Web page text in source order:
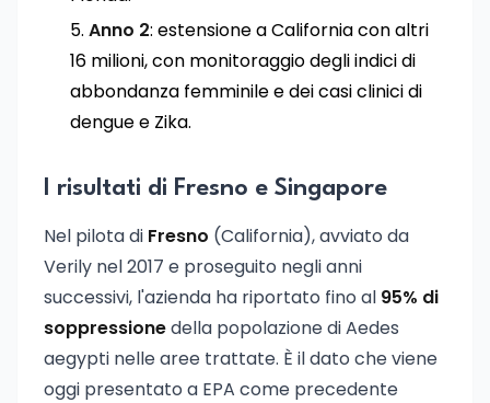
Anno 2: estensione a California con altri
16 milioni, con monitoraggio degli indici di
abbondanza femminile e dei casi clinici di
dengue e Zika.
I risultati di Fresno e Singapore
Nel pilota di Fresno (California), avviato da
Verily nel 2017 e proseguito negli anni
successivi, l'azienda ha riportato fino al 95% di
soppressionedella popolazione di Aedes
aegypti nelle aree trattate. È il dato che viene
oggi presentato a EPA come precedente